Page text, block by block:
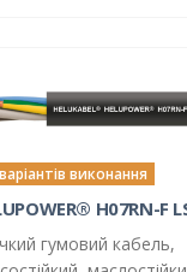
виконання
H07RN-F
гумовий кабель,